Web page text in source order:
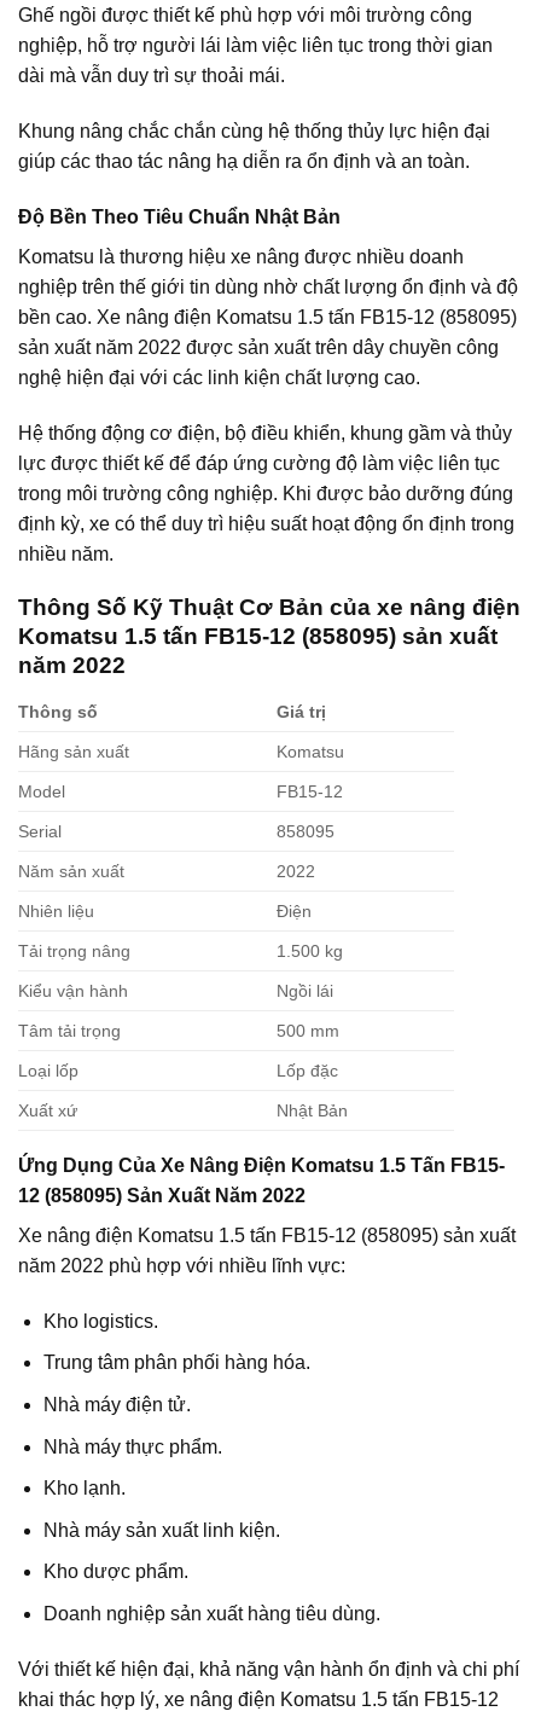
Ghế ngồi được thiết kế phù hợp với môi trường công
nghiệp, hỗ trợ người lái làm việc liên tục trong thời gian
dài mà vẫn duy trì sự thoải mái.
Khung nâng chắc chắn cùng hệ thống thủy lực hiện đại
giúp các thao tác nâng hạ diễn ra ổn định và an toàn.
Độ Bền Theo Tiêu Chuẩn Nhật Bản
Komatsu là thương hiệu xe nâng được nhiều doanh
nghiệp trên thế giới tin dùng nhờ chất lượng ổn định và độ
bền cao. Xe nâng điện Komatsu 1.5 tấn FB15-12 (858095)
sản xuất năm 2022 được sản xuất trên dây chuyền công
nghệ hiện đại với các linh kiện chất lượng cao.
Hệ thống động cơ điện, bộ điều khiển, khung gầm và thủy
lực được thiết kế để đáp ứng cường độ làm việc liên tục
trong môi trường công nghiệp. Khi được bảo dưỡng đúng
định kỳ, xe có thể duy trì hiệu suất hoạt động ổn định trong
nhiều năm.
Thông Số Kỹ Thuật Cơ Bản của xe nâng điện
Komatsu 1.5 tấn FB15-12 (858095) sản xuất
năm 2022
Thông số Giá trị
Hãng sản xuất Komatsu
Model FB15-12
Serial 858095
Năm sản xuất 2022
Nhiên liệu Điện
Tải trọng nâng 1.500 kg
Kiểu vận hành Ngồi lái
Tâm tải trọng 500 mm
Loại lốp Lốp đặc
Xuất xứ Nhật Bản
Ứng Dụng Của Xe Nâng Điện Komatsu 1.5 Tấn FB15-
12 (858095) Sản Xuất Năm 2022
Xe nâng điện Komatsu 1.5 tấn FB15-12 (858095) sản xuất
năm 2022 phù hợp với nhiều lĩnh vực:
Kho logistics.
Trung tâm phân phối hàng hóa.
Nhà máy điện tử.
Nhà máy thực phẩm.
Kho lạnh.
Nhà máy sản xuất linh kiện.
Kho dược phẩm.
Doanh nghiệp sản xuất hàng tiêu dùng.
Với thiết kế hiện đại, khả năng vận hành ổn định và chi phí
khai thác hợp lý, xe nâng điện Komatsu 1.5 tấn FB15-12